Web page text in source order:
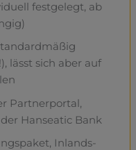
festgelegt, ab
lässt sich aber auf
Partnerportal,
Hanseatic Bank
Inlands-